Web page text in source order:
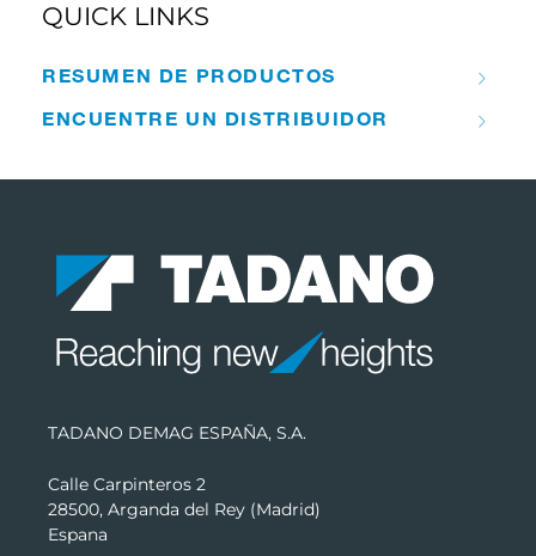
QUICK LINKS
RESUMEN DE PRODUCTOS
ENCUENTRE UN DISTRIBUIDOR
TADANO DEMAG ESPAÑA, S.A.
Calle Carpinteros 2
28500, Arganda del Rey (Madrid)
Espana